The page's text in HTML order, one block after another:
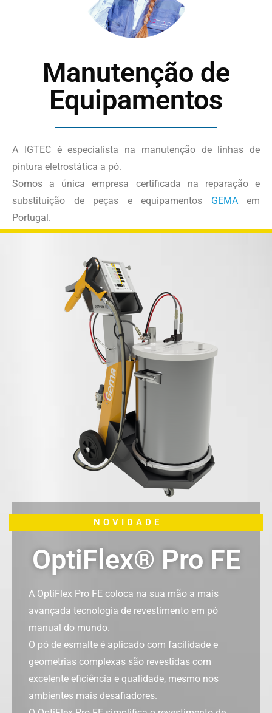
Manutenção de
Equipamentos
A IGTEC é especialista na manutenção de linhas de
pintura eletrostática a pó.
Somos a única empresa certificada na reparação e
substituição de peças e equipamentos GEMAem
Portugal.
NOVIDADE
OptiFlex® Pro FE
A OptiFlex Pro FE coloca na sua mão a mais
avançada tecnologia de revestimento em pó
manual do mundo.
O pó de esmalte é aplicado com facilidade e
geometrias complexas são revestidas com
excelente eficiência e qualidade, mesmo nos
ambientes mais desafiadores.